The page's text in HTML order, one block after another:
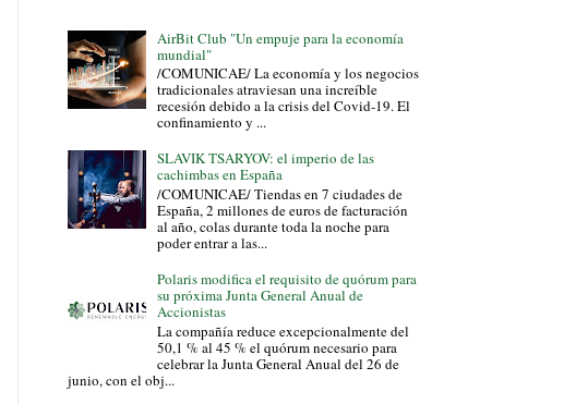
AirBit Club "Un empuje para la economía
mundial"
/COMUNICAE/ La economía y los negocios
tradicionales atraviesan una increíble
recesión debido a la crisis del Covid-19. El
confinamiento y ...
SLAVIK TSARYOV: el imperio de las
cachimbas en España
/COMUNICAE/ Tiendas en 7 ciudades de
España, 2 millones de euros de facturación
al año, colas durante toda la noche para
poder entrar a las...
Polaris modifica el requisito de quórum para
su próxima Junta General Anual de
Accionistas
La compañía reduce excepcionalmente del
50,1 % al 45 % el quórum necesario para
celebrar la Junta General Anual del 26 de
junio, con el obj...